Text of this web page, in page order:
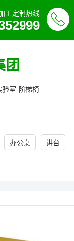
工定制热线
团
验室-阶梯椅
办公桌 讲台